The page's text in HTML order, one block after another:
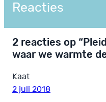
Reacties
2 reacties op
waar we warmte
Kaat
2 juli 2018